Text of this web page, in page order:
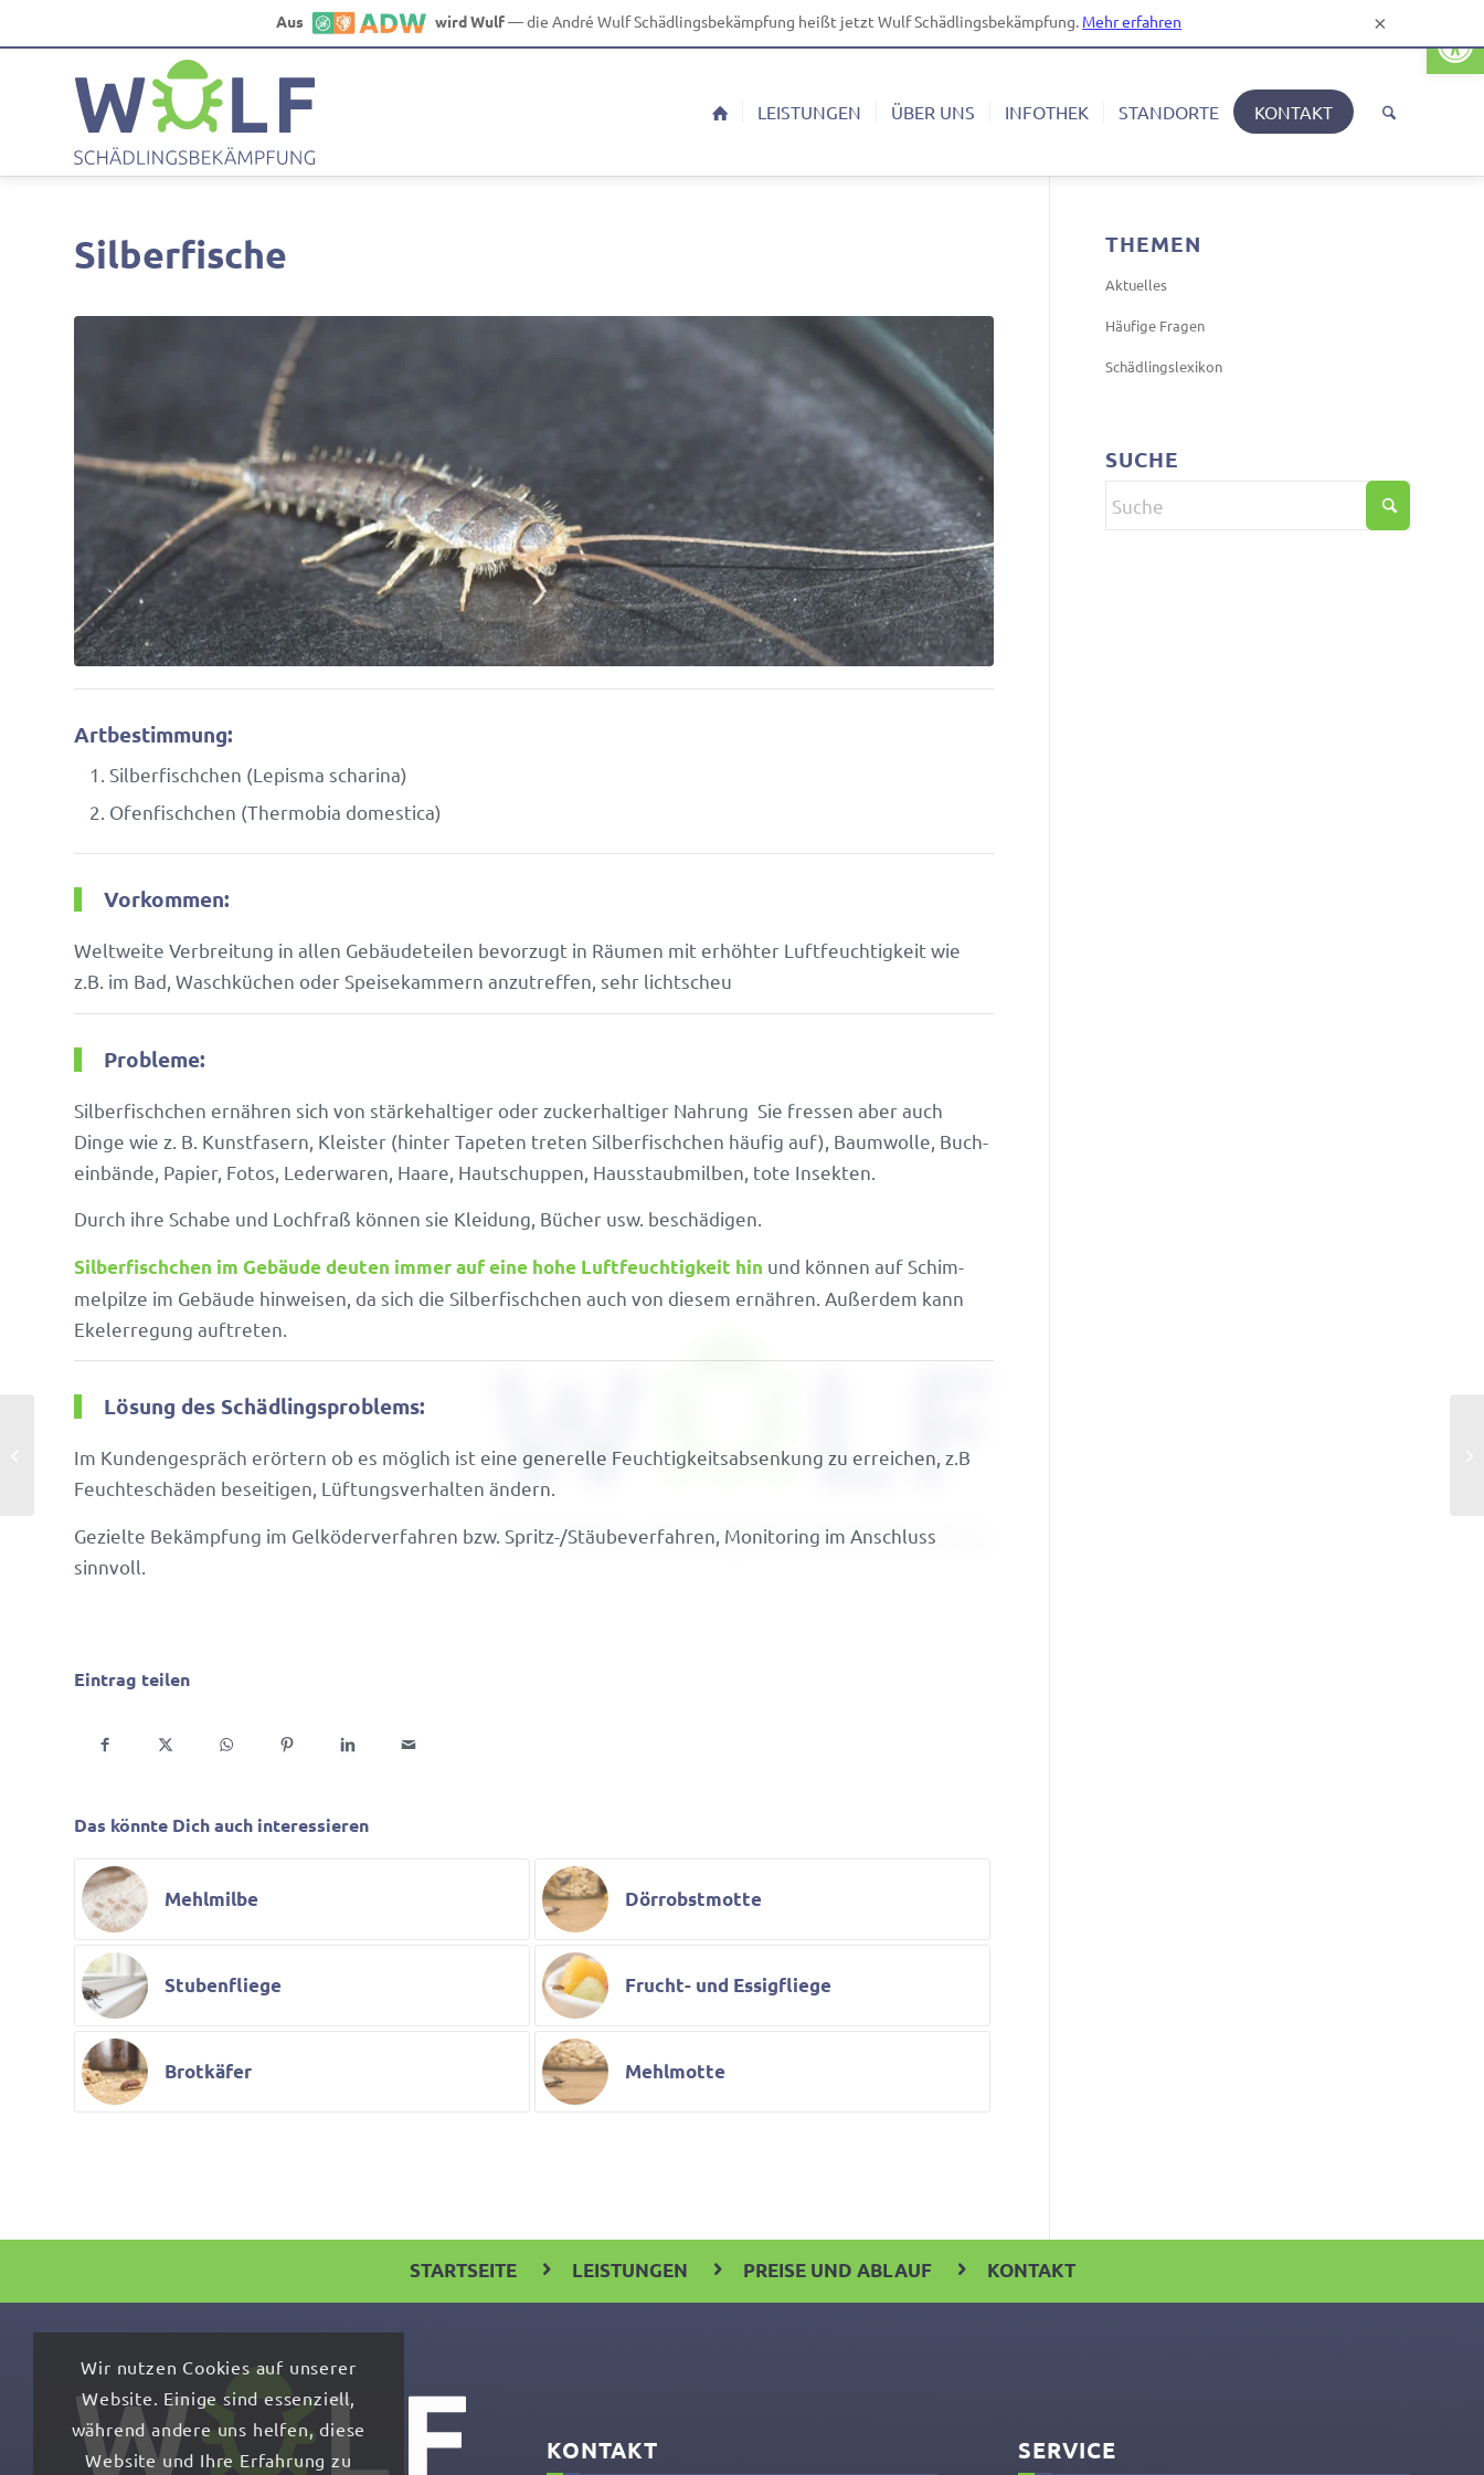
Aus wird Wulf— die André Wulf Schädlingsbekämpfung heißt jetzt Wulf Schädlingsbekämpfung. Mehr erfahren ×
LEISTUNGEN ÜBER UNS INFOTHEK STANDORTE KONTAKT
Silberfische
Artbestimmung:
Silber­fisch­chen (Lepisma scharina)
Ofen­fisch­chen (Ther­mobia domestica)
Vorkommen:
Welt­weite Verbrei­tung in allen Gebäu­de­teilen bevor­zugt in Räumen mit erhöhter Luft­feuch­tig­keit wie
z.B. im Bad, Wasch­kü­chen oder Spei­se­kam­mern anzu­treffen, sehr lichtscheu
Probleme:
Silber­fisch­chen ernähren sich von stär­ke­hal­tiger oder zucker­hal­tiger Nahrung Sie fressen aber auch
Dinge wie z. B. Kunst­fa­sern, Kleister (hinter Tapeten treten Silber­fisch­chen häufig auf), Baum­wolle, Buch­
ein­bände, Papier, Fotos, Leder­waren, Haare, Haut­schuppen, Haus­staub­milben, tote Insekten.
Durch ihre Schabe und Loch­fraß können sie Klei­dung, Bücher usw. beschädigen.
Silber­fisch­chen im Gebäude deuten immer auf eine hohe Luft­feuch­tig­keit hin und können auf Schim­
mel­pilze im Gebäude hinweisen, da sich die Silber­fisch­chen auch von diesem ernähren. Außerdem kann
Ekel­er­re­gung auftreten.
Lösung des Schädlingsproblems:
Im Kunden­ge­spräch erör­tern ob es möglich ist eine gene­relle Feuch­tig­keits­ab­sen­kung zu errei­chen, z.B
Feuch­te­schäden besei­tigen, Lüftungs­ver­halten ändern.
Gezielte Bekämp­fung im Gelkö­der­ver­fahren bzw. Spritz-/Stäu­be­ver­fahren, Moni­to­ring im Anschluss
sinnvoll.
Eintrag teilen
Das könnte Dich auch interessieren
Mehlmilbe Dörrobstmotte
Stubenfliege Frucht- und Essigfliege
Brotkäfer Mehlmotte
THEMEN
Aktuelles
Häufige Fragen
Schädlingslexikon
SUCHE
STARTSEITE LEISTUNGEN PREISE UND ABLAUF KONTAKT
KONTAKT SERVICE
Motten
Wir nutzen Cookies auf unserer
Website. Einige sind essenziell,
während andere uns helfen, diese
Website und Ihre Erfahrung zu